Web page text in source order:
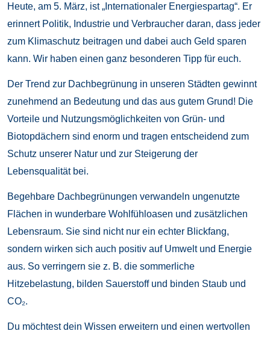
Heute, am 5. März, ist „Internationaler Energiespartag“. Er
erinnert Politik, Industrie und Verbraucher daran, dass jeder
zum Klimaschutz beitragen und dabei auch Geld sparen
kann. Wir haben einen ganz besonderen Tipp für euch.
Der Trend zur Dachbegrünung in unseren Städten gewinnt
zunehmend an Bedeutung und das aus gutem Grund! Die
Vorteile und Nutzungsmöglichkeiten von Grün- und
Biotopdächern sind enorm und tragen entscheidend zum
Schutz unserer Natur und zur Steigerung der
Lebensqualität bei.
Begehbare Dachbegrünungen verwandeln ungenutzte
Flächen in wunderbare Wohlfühloasen und zusätzlichen
Lebensraum. Sie sind nicht nur ein echter Blickfang,
sondern wirken sich auch positiv auf Umwelt und Energie
aus. So verringern sie z. B. die sommerliche
Hitzebelastung, bilden Sauerstoff und binden Staub und
CO₂.
Du möchtest dein Wissen erweitern und einen wertvollen